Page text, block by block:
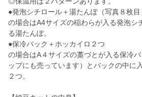
●発泡シチロール＋湯たんぽ（写真８枚目
の場合はA4サイズの稲わらが入る発泡シ
る湯たんぽ。
●保冷バック＋ホッカイロ２つ
の場合はA４サイズの藁づとが入る保冷
ップにも売っています）とバックの中に
２つ。